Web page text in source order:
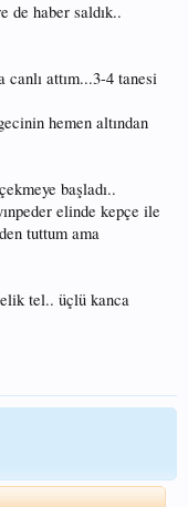
de haber saldık..
canlı attım...3-4 tanesi
hemen altından
başladı..
elinde kepçe ile
tuttum ama
tel.. üçlü kanca